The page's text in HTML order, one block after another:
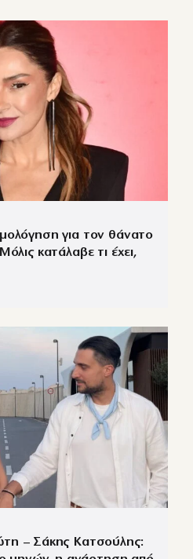
για τον θάνατο
κατάλαβε τι έχει,
– Σάκης Κατσούλης: